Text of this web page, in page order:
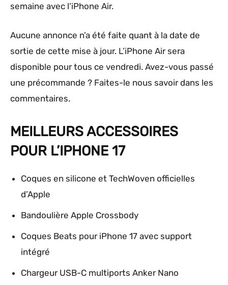
semaine avec l’iPhone Air.
Aucune annonce n’a été faite quant à la date de
sortie de cette mise à jour. L’iPhone Air sera
disponible pour tous ce vendredi. Avez-vous passé
une précommande ? Faites-le nous savoir dans les
commentaires.
MEILLEURS ACCESSOIRES
POUR L’IPHONE 17
Coques en silicone et TechWoven officielles
d’Apple
Bandoulière Apple Crossbody
Coques Beats pour iPhone 17 avec support
intégré
Chargeur USB-C multiports Anker Nano